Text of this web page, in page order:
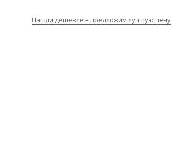
Нашли дешевле – предложим лучшую цену